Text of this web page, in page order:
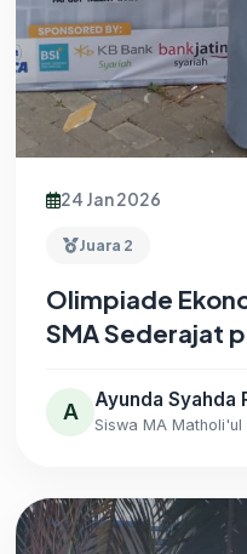
24 Jan 2026
Juara 2
Olimpiade
SMA Sederajat
Universitas
A Ayunda Syahda
Siswa MA Matholi'ul